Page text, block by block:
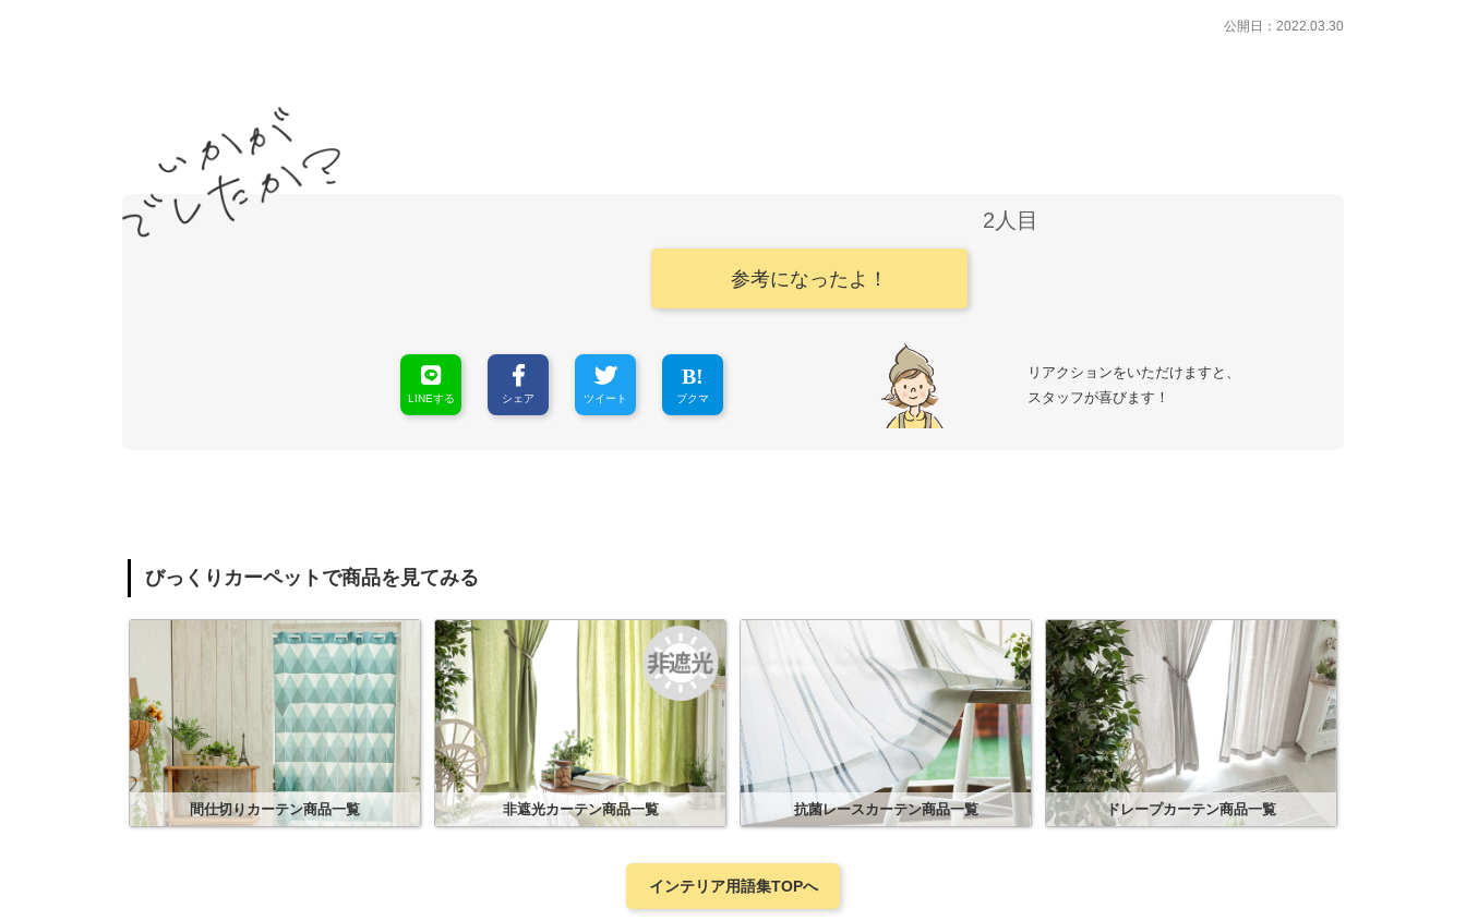
公開日：2022.03.30
参考になったよ！
2
LINEする シェア ツイート ブクマ
リアクションをいただけますと、
スタッフが喜びます！
びっくりカーペットで商品を見てみる
間仕切りカーテン商品一覧 非遮光カーテン商品一覧 抗菌レースカーテン商品一覧 ドレープカーテン商品一覧
インテリア用語集TOPへ